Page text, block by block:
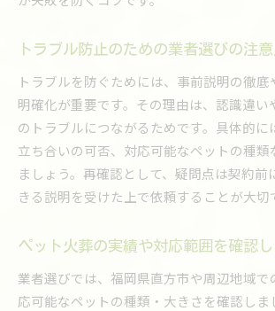
トラブル防止のための業者選びの注意
トラブルを防ぐためには、事前説明の徹底
明確化が重要です。その理由は、認識違い
のトラブルにつながるためです。具体的に
立ち合いの可否、対応可能なペットの種類
ましょう。再確認として、疑問点は契約前
きる説明を受けた上で依頼することが大切
ペット火葬の実績や対応範囲を確認し
業者選びでは、福岡県直方市や周辺地域
応可能なペットの種類・大きさを確認しま